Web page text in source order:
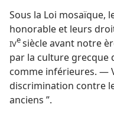
Sous la Loi mosaïque,
honorable et leurs
IVesiècle avant notre
par la culture grecque
comme inférieures. —
discrimination contre
anciens ”.